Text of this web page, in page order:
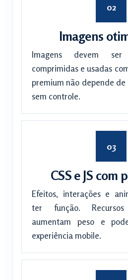
Imagens
Imagens devem ser
comprimidas e usadas
premium não depende de
sem controle.
CSS e JS com
Efeitos, interações e
ter função. Recursos
aumentam peso e
experiência mobile.